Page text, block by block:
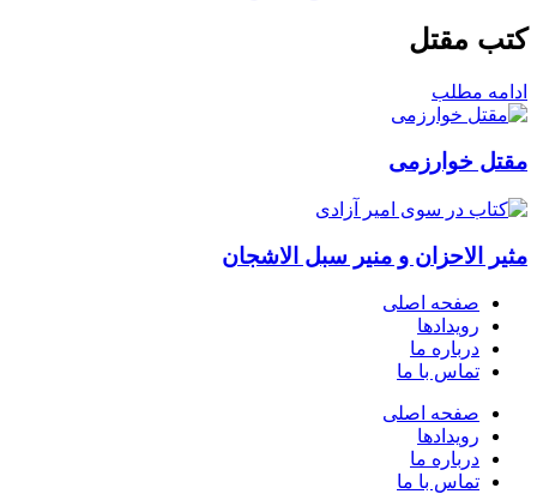
کتب مقتل
ادامه مطلب
مقتل خوارزمی
مثیر الاحزان و منیر سبل الاشجان
صفحه اصلی
رویدادها
درباره ما
تماس با ما
صفحه اصلی
رویدادها
درباره ما
تماس با ما